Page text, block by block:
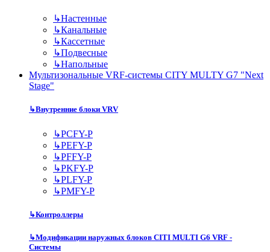
↳Настенные
↳Канальные
↳Кассетные
↳Подвесные
↳Напольные
Мультизональные VRF-системы CITY MULTY G7 "Next
Stage"
↳Внутренние блоки VRV
↳PCFY-P
↳PEFY-P
↳PFFY-P
↳PKFY-P
↳PLFY-P
↳PMFY-P
↳Контроллеры
↳Модификации наружных блоков CITI MULTI G6 VRF -
Системы